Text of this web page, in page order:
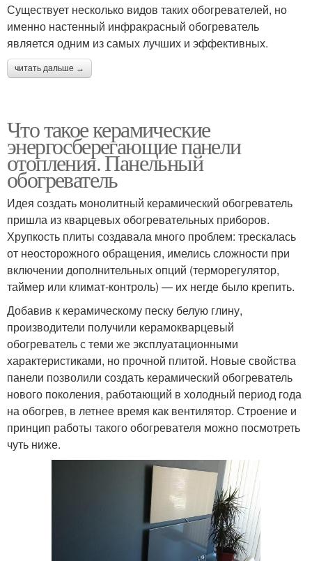
Существует несколько видов таких обогревателей, но
именно настенный инфракрасный обогреватель
является одним из самых лучших и эффективных.
читать дальше →
Что такое керамические
энергосберегающие панели
отопления. Панельный
обогреватель
Идея создать монолитный керамический обогреватель
пришла из кварцевых обогревательных приборов.
Хрупкость плиты создавала много проблем: трескалась
от неосторожного обращения, имелись сложности при
включении дополнительных опций (терморегулятор,
таймер или климат-контроль) — их негде было крепить.
Добавив к керамическому песку белую глину,
производители получили керамокварцевый
обогреватель с теми же эксплуатационными
характеристиками, но прочной плитой. Новые свойства
панели позволили создать керамический обогреватель
нового поколения, работающий в холодный период года
на обогрев, в летнее время как вентилятор. Строение и
принцип работы такого обогревателя можно посмотреть
чуть ниже.